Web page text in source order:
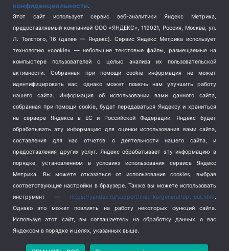
Спорт (740)
Терроризм (1)
Транспорт (262)
Туризм (178)
Флот (76)
Школа и спорт (2)
Экология (8)
Экономика (1172)
Copyright © 2026
конфиденциальности.
Этот сайт использует сервис веб-аналитики Яндекс Метрика,
предоставляемый компанией ООО «ЯНДЕКС», 119021, Россия, Москва, ул.
Л. Толстого, 16 (далее — Яндекс). Сервис Яндекс Метрика использует
технологию «cookie» — небольшие текстовые файлы, размещаемые на
компьютере пользователей с целью анализа их пользовательской
активности.
Собранная при помощи cookie информация не может
идентифицировать вас, однако может помочь нам улучшить работу
нашего сайта. Информация об использовании вами данного сайта,
собранная при помощи cookie, будет передаваться Яндексу и храниться
на сервере Яндекса в ЕС и Российской Федерации. Яндекс будет
обрабатывать эту информацию для оценки использования вами сайта,
составления для нас отчетов о деятельности нашего сайта, и
предоставления других услуг. Яндекс обрабатывает эту информацию в
порядке, установленном в условиях использования сервиса Яндекс
Метрика.
Вы можете отказаться от использования cookies, выбрав
соответствующие настройки в браузере. Также вы можете использовать
инструмент — https://yandex.ru/support/metrika/general/opt-out.html.
Однако это может повлиять на работу некоторых функций сайта.
Используя этот сайт, вы соглашаетесь на обработку данных о вас
Яндексом в порядке и целях, указанных выше.